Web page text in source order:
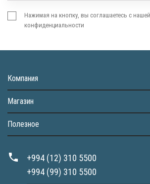
Нажимая на кнопку, вы соглашаетесь с
конфиденциальности
Компания
Магазин
Полезное
+994 (12) 310 5500
+994 (99) 310 5500